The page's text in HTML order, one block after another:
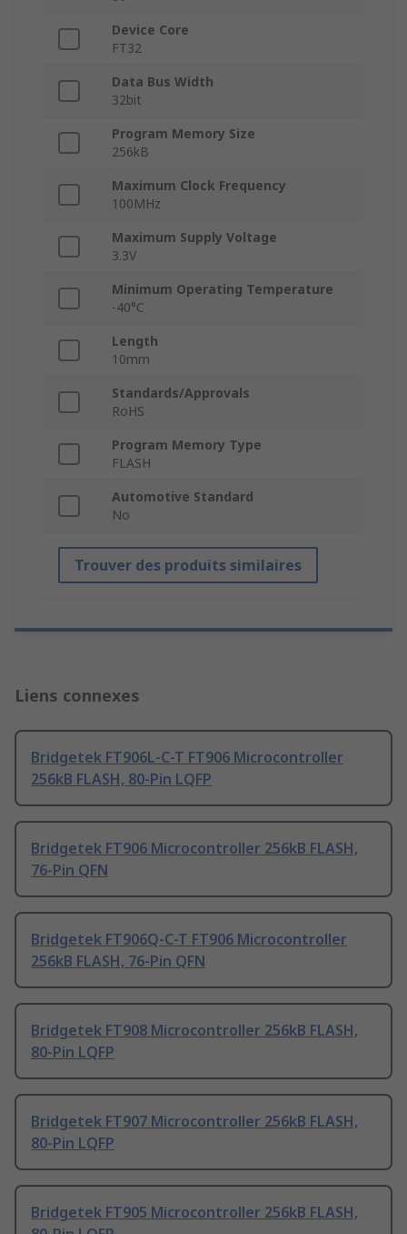
Device Core
FT32
Data Bus Width
32bit
Program Memory Size
256kB
Maximum Clock Frequency
100MHz
Maximum Supply Voltage
3.3V
Minimum Operating Temperature
-40°C
Length
10mm
Standards/Approvals
RoHS
Program Memory Type
FLASH
Automotive Standard
No
Trouver des produits similaires
Liens connexes
Bridgetek FT906L-C-T FT906 Microcontroller
256kB FLASH, 80-Pin LQFP
Bridgetek FT906 Microcontroller 256kB FLASH,
76-Pin QFN
Bridgetek FT906Q-C-T FT906 Microcontroller
256kB FLASH, 76-Pin QFN
Bridgetek FT908 Microcontroller 256kB FLASH,
80-Pin LQFP
Bridgetek FT907 Microcontroller 256kB FLASH,
80-Pin LQFP
Bridgetek FT905 Microcontroller 256kB FLASH,